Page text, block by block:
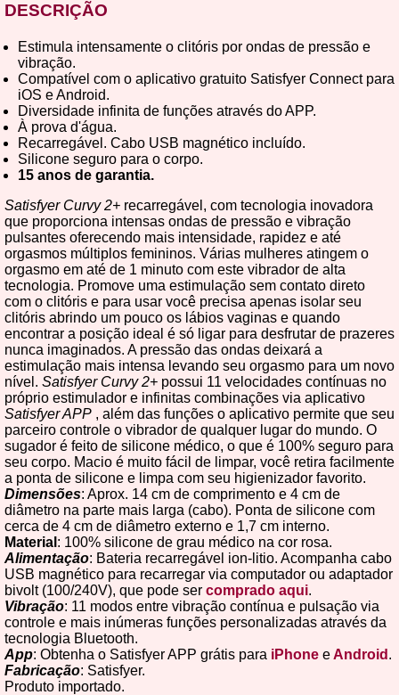
DESCRIÇÃO
Estimula intensamente o clitóris por ondas de pressão e
vibração.
Compatível com o aplicativo gratuito Satisfyer Connect para
iOS e Android.
Diversidade infinita de funções através do APP.
À prova d'água.
Recarregável. Cabo USB magnético incluído.
Silicone seguro para o corpo.
15 anos de garantia.
Satisfyer Curvy 2+ recarregável, com tecnologia inovadora
que proporciona intensas ondas de pressão e vibração
pulsantes oferecendo mais intensidade, rapidez e até
orgasmos múltiplos femininos. Várias mulheres atingem o
orgasmo em até de 1 minuto com este vibrador de alta
tecnologia. Promove uma estimulação sem contato direto
com o clitóris e para usar você precisa apenas isolar seu
clitóris abrindo um pouco os lábios vaginas e quando
encontrar a posição ideal é só ligar para desfrutar de prazeres
nunca imaginados. A pressão das ondas deixará a
estimulação mais intensa levando seu orgasmo para um novo
nível. Satisfyer Curvy 2+ possui 11 velocidades contínuas no
próprio estimulador e infinitas combinações via aplicativo
Satisfyer APP , além das funções o aplicativo permite que seu
parceiro controle o vibrador de qualquer lugar do mundo. O
sugador é feito de silicone médico, o que é 100% seguro para
seu corpo. Macio é muito fácil de limpar, você retira facilmente
a ponta de silicone e limpa com seu higienizador favorito.
Dimensões: Aprox. 14 cm de comprimento e 4 cm de
diâmetro na parte mais larga (cabo). Ponta de silicone com
cerca de 4 cm de diâmetro externo e 1,7 cm interno.
Material : 100% silicone de grau médico na cor rosa.
Alimentação: Bateria recarregável ion-litio. Acompanha cabo
USB magnético para recarregar via computador ou adaptador
bivolt (100/240V), que pode ser comprado aqui.
Vibração: 11 modos entre vibração contínua e pulsação via
controle e mais inúmeras funções personalizadas através da
tecnologia Bluetooth.
App: Obtenha o Satisfyer APP grátis para iPhone eAndroid .
Fabricação: Satisfyer.
Produto importado.